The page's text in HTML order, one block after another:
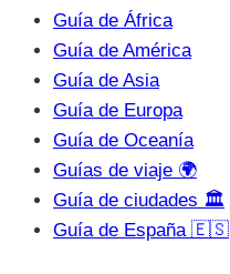
Guía de África
Guía de América
Guía de Asia
Guía de Europa
Guía de Oceanía
Guías de viaje 🌍
Guía de ciudades 🏛️
Guía de España 🇪🇸